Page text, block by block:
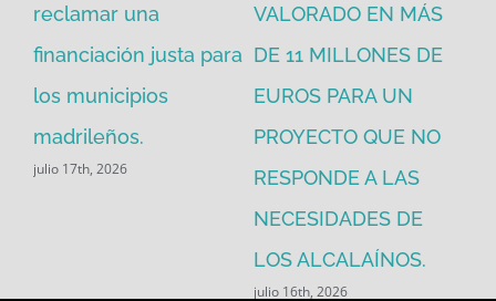
reclamar una
financiación justa para
los municipios
madrileños.
julio 17th, 2026
VALORADO EN MÁS
DE 11 MILLONES DE
EUROS PARA UN
PROYECTO QUE NO
RESPONDE A LAS
NECESIDADES DE
LOS ALCALAÍNOS.
julio 16th, 2026